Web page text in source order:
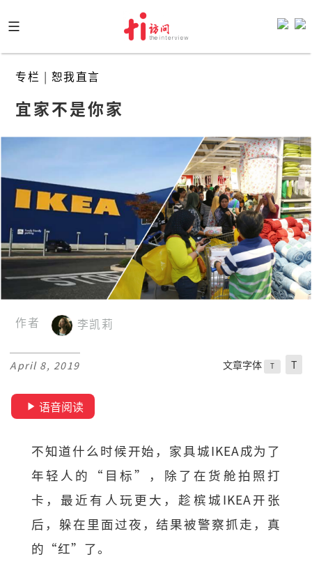
to
content
专栏 | 恕我直言
宜家不是你家
作者 李凯莉
April 8, 2019 文章字体 T T
语音阅读
不知道什么时候开始，家具城IKEA成为了
年轻人的“目标”，除了在货舱拍照打
卡，最近有人玩更大，趁槟城IKEA开张
后，躲在里面过夜，结果被警察抓走，真
的“红”了。